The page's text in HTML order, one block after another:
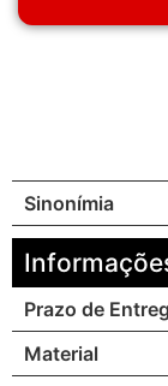
Sinonímia
Prazo de
Material